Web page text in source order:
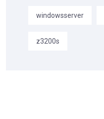
windowsserver
z3200s